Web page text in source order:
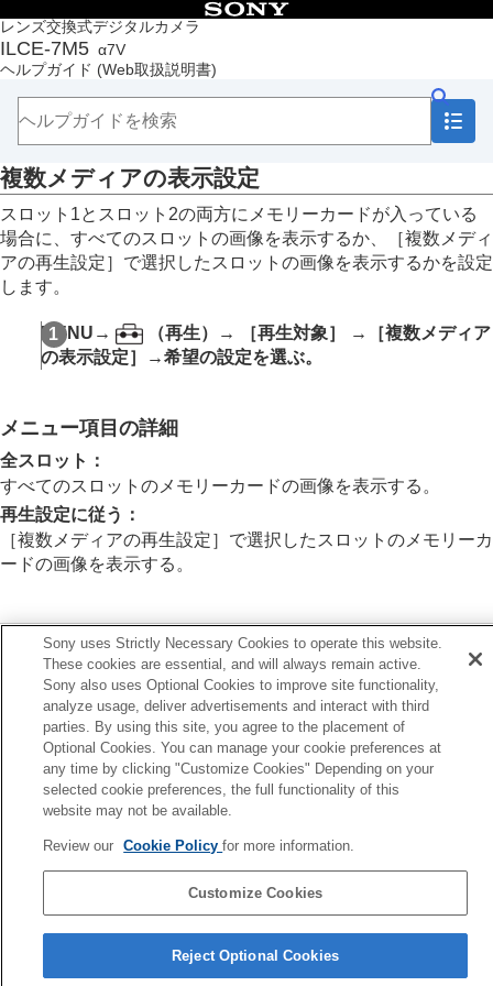
レンズ交換式デジタルカメラ
ILCE-7M5 α7V
ヘルプガイド (Web取扱説明書)
目次
トップページ
ヘルプガイドの使いかた
本体と付属品を確認する
本機の基本操作
準備/基本的な撮影
MENU一覧から機能を探す
撮影機能を活用する
カメラをカスタマイズする
再生する
画像を見る
複数メディアの再生設定
再生画像を拡大する（拡大）
拡大の初期位置
記録画像を自動的に回転させる（記録画像の
回転表示
動画を再生する
再生/モニタリング音量
ー ）
インターバル連続再生
インターバル再生速度
画像の表示方法を変える
画像間をジャンプ移動する方法を設定する（画像
送り設定）
撮影した画像を保護する（プロテクト）
画像に情報を追加する
トリミング
動画から静止画を切り出す
スマートフォンでできること
複数メディアの表示設定
スロット1とスロット2の両方にメモリーカードが入っている
場合に、すべてのスロットの画像を表示するか、
［複数メディ
アの再生設定］ で選択したスロットの画像を表示するかを設定
します。
MENU → （再生）→ ［再生対象］ →
［複数メディア
の表示設定］
→希望の設定を選ぶ。
メニュー項目の詳細
全スロット：
すべてのスロットのメモリーカードの画像を表示する。
再生設定に従う ：
［複数メディアの再生設定］ で選択したスロットのメモリーカ
ードの画像を表示する。
関連項目
複数メディアの再生設定
メディアの再生設定
次へ
静止画を再生
言語選択ページへ
5-069-971-01(4)
Sony uses Strictly Necessary Cookies to operate this website.
These cookies are essential, and will always remain active.
Sony also uses Optional Cookies to improve site functionality,
analyze usage, deliver advertisements and interact with third
parties. By using this site, you agree to the placement of
Optional Cookies. You can manage your cookie preferences at
any time by clicking "Customize Cookies" Depending on your
selected cookie preferences, the full functionality of this
website may not be available.
Review our Cookie Policyfor more information.
Customize Cookies
Reject Optional Cookies